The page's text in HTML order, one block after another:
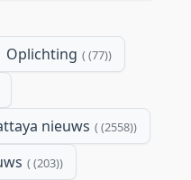
Oplichting (77)
nieuws (2558)
(203)